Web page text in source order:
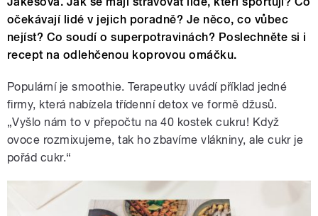
očekávají lidé v jejich poradně? Je něco, co vůbec
nejíst? Co soudí o superpotravinách? Poslechněte si i
recept na odlehčenou koprovou omáčku.
Populární je smoothie. Terapeutky uvádí příklad jedné
firmy, která nabízela třídenní detox ve formě džusů.
„Vyšlo nám to v přepočtu na 40 kostek cukru! Když
ovoce rozmixujeme, tak ho zbavíme vlákniny, ale cukr je
pořád cukr.“